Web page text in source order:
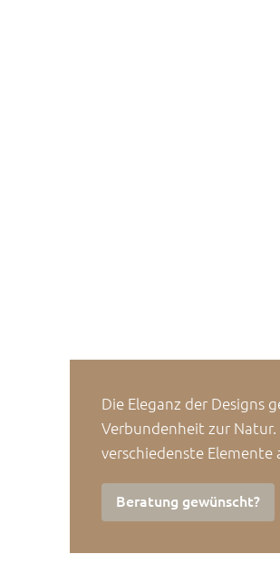
Die Eleganz der Designs
Verbundenheit zur Natur.
verschiedenste Elemente
Beratung gewünscht?